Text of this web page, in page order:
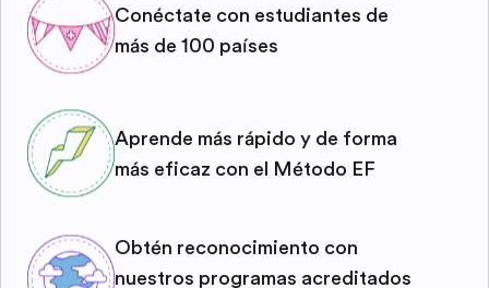
Conéctate con estudiantes de
más de 100 países
Aprende más rápido y de forma
más eficaz con el Método EF
Obtén reconocimiento con
nuestros programas acreditados